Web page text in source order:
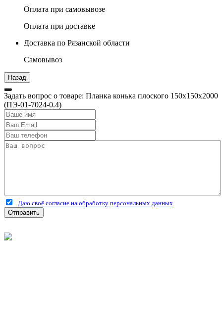
Оплата при самовывозе
Оплата при доставке
Доставка по Рязанской области
Самовывоз
Задать вопрос о товаре: Планка конька плоского 150х150х2000
(ПЭ-01-7024-0.4)
Даю своё согласие на обработку персональных данных
Отправить